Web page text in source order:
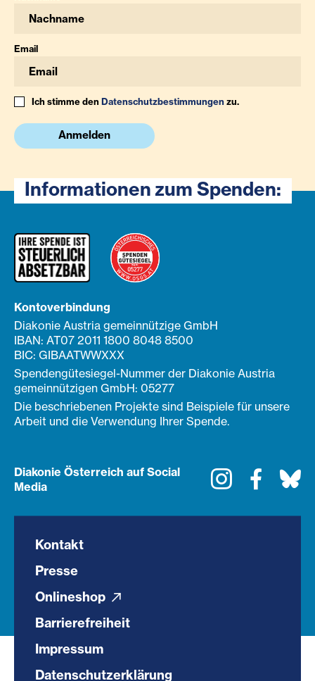
Email
Ich stimme denDatenschutzbestimmungenzu.
Anmelden
Informationen zum Spenden:
Kontoverbindung
Diakonie Austria gemeinnützige GmbH
IBAN: AT07 2011 1800 8048 8500
BIC: GIBAATWWXXX
Spendengütesiegel-Nummer der Diakonie Austria
gemeinnützigen GmbH: 05277
Die beschriebenen Projekte sind Beispiele für unsere
Arbeit und die Verwendung Ihrer Spende.
Diakonie Österreich auf Social
Media
Instagram
Kontakt
Presse
Onlineshop
Barrierefreiheit
Impressum
Datenschutzerklärung